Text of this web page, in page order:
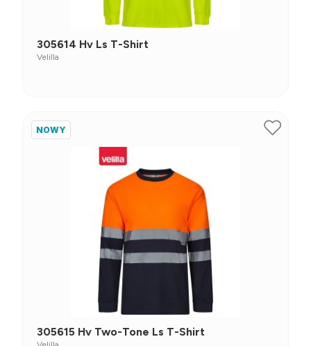
305614 Hv Ls T-Shirt
Velilla
NOWY
305615 Hv Two-Tone Ls T-Shirt